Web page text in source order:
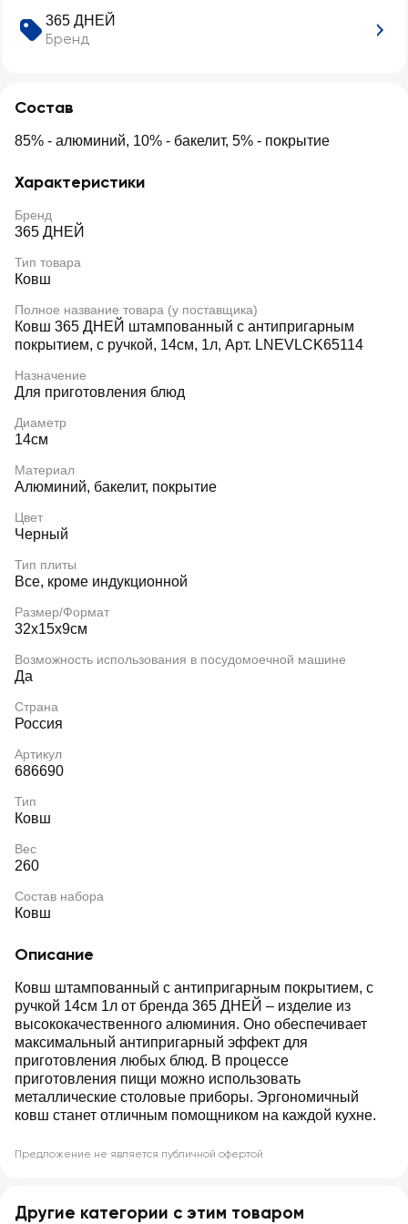
365 ДНЕЙ
Бренд
Состав
85% - алюминий, 10% - бакелит, 5% - покрытие
Характеристики
Бренд
365 ДНЕЙ
Тип товара
Ковш
Полное название товара (у поставщика)
Ковш 365 ДНЕЙ штампованный с антипригарным
покрытием, с ручкой, 14см, 1л, Арт. LNEVLCK65114
Назначение
Для приготовления блюд
Диаметр
14см
Материал
Алюминий, бакелит, покрытие
Цвет
Черный
Тип плиты
Все, кроме индукционной
Размер/Формат
32х15х9см
Возможность использования в посудомоечной машине
Да
Страна
Россия
Артикул
686690
Тип
Ковш
Вес
260
Состав набора
Ковш
Описание
Ковш штампованный с антипригарным покрытием, с
ручкой 14см 1л от бренда 365 ДНЕЙ – изделие из
высококачественного алюминия. Оно обеспечивает
максимальный антипригарный эффект для
приготовления любых блюд. В процессе
приготовления пищи можно использовать
металлические столовые приборы. Эргономичный
ковш станет отличным помощником на каждой кухне.
Предложение не является публичной офертой
Другие категории с этим товаром